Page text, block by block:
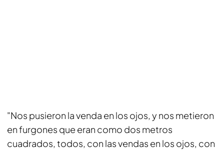
"Nos pusieron la venda en los ojos, y nos metieron
en furgones que eran como dos metros
cuadrados, todos, con las vendas en los ojos, con